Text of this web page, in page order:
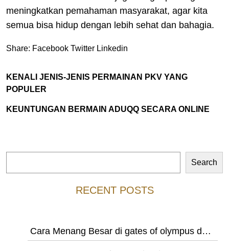
meningkatkan pemahaman masyarakat, agar kita
semua bisa hidup dengan lebih sehat dan bahagia.
Share: Facebook Twitter Linkedin
KENALI JENIS-JENIS PERMAINAN PKV YANG
POPULER
KEUNTUNGAN BERMAIN ADUQQ SECARA ONLINE
Search
RECENT POSTS
Cara Menang Besar di gates of olympus demo